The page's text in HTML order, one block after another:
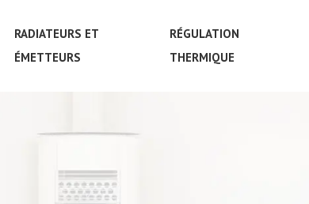
RADIATEURS ET
ÉMETTEURS
RÉGULATION
THERMIQUE